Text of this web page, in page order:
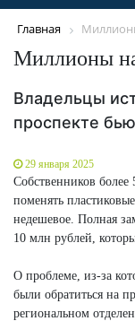
Главная
Миллионы
Владельцы
проспекте
29 января 2025
Собственников более
поменять
недешевое. Полная
10 млн рублей,
О проблеме, из-за
были обратиться на
региональном